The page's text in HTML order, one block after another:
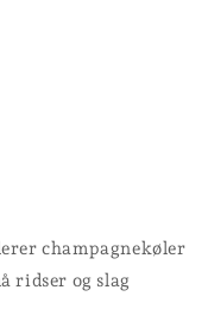
champagnekøler
ridser og slag